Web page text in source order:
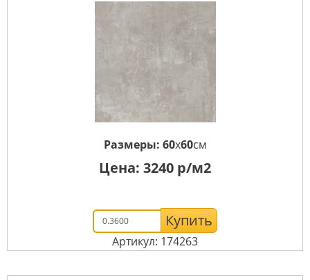
Размеры: 60x60см
Цена: 3240 р/м2
Купить
Артикул: 174263